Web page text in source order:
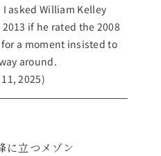
asked William Kelley
if he rated the 2008
a moment insisted to
around.
2025)
に立つメゾン